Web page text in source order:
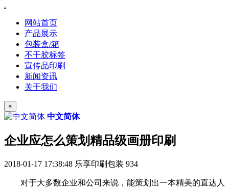
.
网站首页
产品展示
包装盒/箱
不干胶标签
宣传品印刷
新闻资讯
关于我们
×
中文简体
企业应怎么策划精品级画册印刷
2018-01-17 17:38:48 乐享印刷包装 934
对于大多数企业和公司来说，能策划出一本精美的直达人